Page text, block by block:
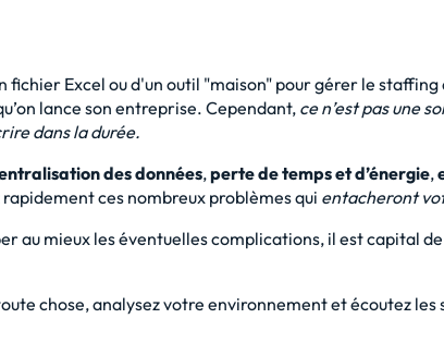
fichier Excel ou d'un outil "maison" pour gérer le
lance son entreprise. Cependant,ce n’est pas une
dans la durée.
des données,perte de temps et d’énergie,
ces nombreux problèmes qui entacheront
au mieux les éventuelles complications, il est capital de
chose, analysez votre environnement et écoutez les